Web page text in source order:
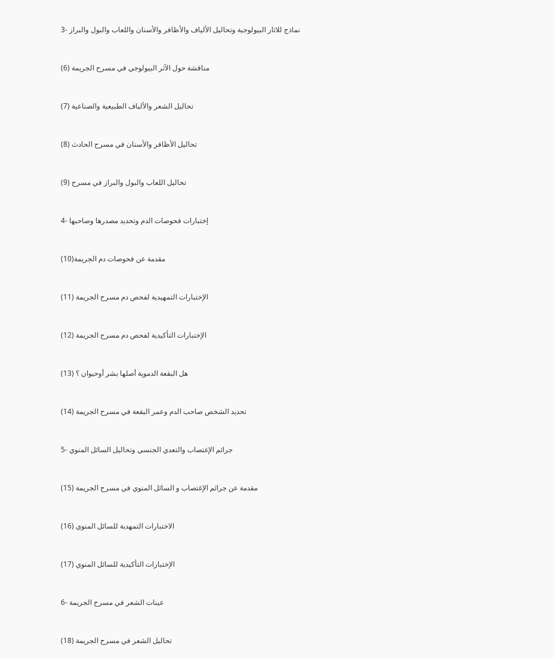
3- نماذج للاثار البيولوجية وتحاليل الألياف والأظافر والأسنان واللعاب والبول والبراز
(6) مناقشة حول الآثر البيولوجي في مسرح الجريمة
(7) تحاليل الشعر والألياف الطبيعية والصناعية
(8) تحاليل الأظافر والأسنان في مسرح الحادث
(9) تحاليل اللعاب والبول والبراز في مسرح
4- إختبارات فحوصات الدم وتحديد مصدرها وصاحبها
(10)مقدمة عن فحوصات دم الجريمة
(11) الإختبارات التمهيدية لفحص دم مسرح الجريمة
(12) الإختبارات التأكيدية لفحص دم مسرح الجريمة
(13) هل البقعة الدموية أصلها بشر أوحيوان ؟
(14) تحديد الشخص صاحب الدم وعمر البقعة في مسرح الجريمة
5- جرائم الإغتصاب والتعدي الجنسي وتحاليل السائل المنوي
(15) مقدمة عن جرائم الإغتصاب و السائل المنوي في مسرح الجريمة
(16) الاختبارات التمهدية للسائل المنوي
(17) الإختبارات التأكيدية للسائل المنوي
6- عينات الشعر في مسرح الجريمة
(18) تحاليل الشعر في مسرح الجريمة